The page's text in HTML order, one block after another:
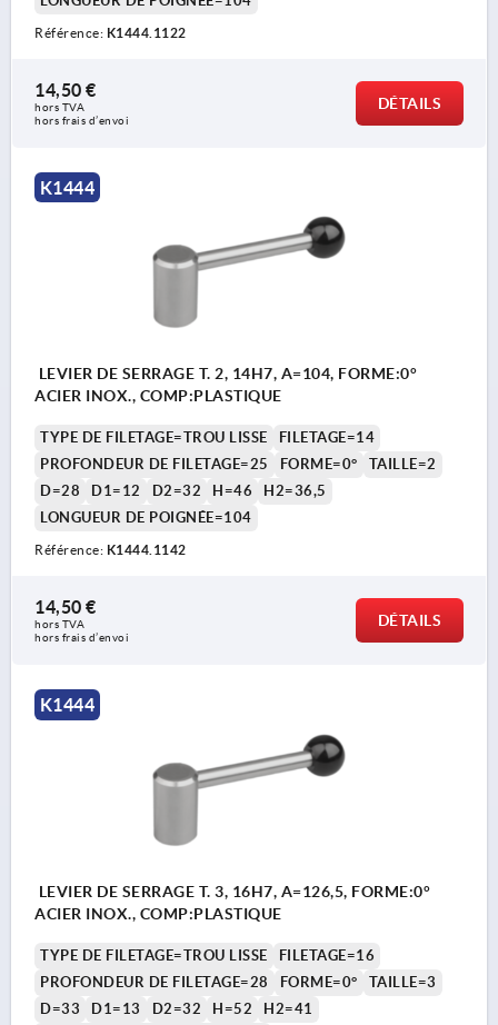
Référence: K1444.1122
14,50 €
hors TVA
hors frais d’envoi
DÉTAILS
K1444
LEVIER DE SERRAGE T. 2, 14H7, A=104, FORME:0°
ACIER INOX., COMP:PLASTIQUE
TYPE DE FILETAGE=TROU LISSE
FILETAGE=14
PROFONDEUR DE FILETAGE=25
FORME=0°
TAILLE=2
D=28
D1=12 D2=32 H=46
H2=36,5
LONGUEUR DE POIGNÉE=104
Référence: K1444.1142
14,50 €
hors TVA
hors frais d’envoi
DÉTAILS
K1444
LEVIER DE SERRAGE T. 3, 16H7, A=126,5, FORME:0°
ACIER INOX., COMP:PLASTIQUE
TYPE DE FILETAGE=TROU LISSE
FILETAGE=16
PROFONDEUR DE FILETAGE=28
FORME=0°
TAILLE=3
D=33
D1=13 D2=32 H=52
H2=41